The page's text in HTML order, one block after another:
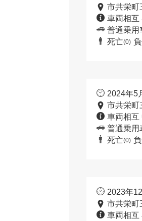
市共栄町
車両相互
普通乗用
死亡(0)
2024年5
市共栄町
車両相互
普通乗用
死亡(0)
2023年
市共栄町
車両相互